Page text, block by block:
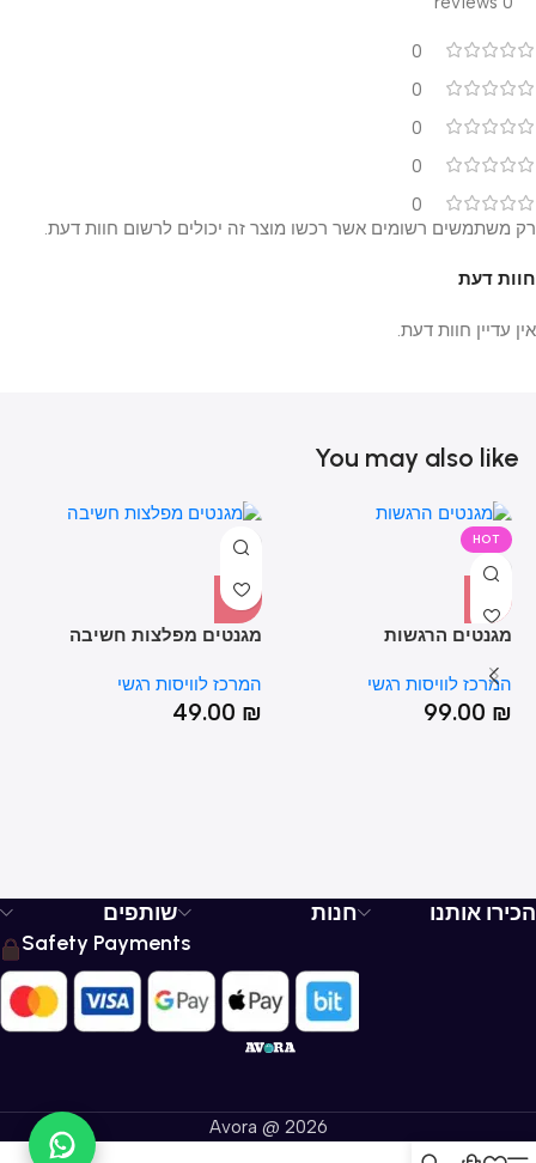
0
0
0
0
0
חוות דעת
אין עדיין חוות דעת.
רק משתמשים רשומים אשר רכשו מוצר זה יכולים לרשום חוות דעת.
You may also like
HOT
מגנטים הרגשות
המרכז לוויסות רגשי
99.00 ₪
מגנטים מפלצות חשיבה
המרכז לוויסות רגשי
49.00 ₪
הכירו אותנו חנות
שותפים
Safety Payments
Avora @ 2026